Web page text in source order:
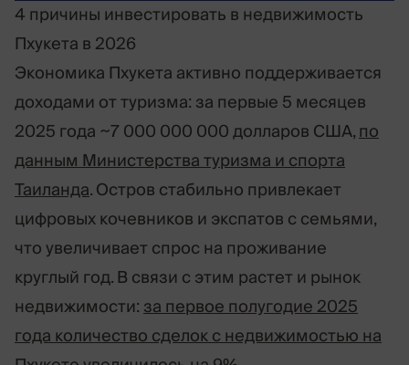
4 причины инвестировать в недвижимость
Пхукета в 2026
Экономика Пхукета активно поддерживается
доходами от туризма: за первые 5 месяцев
2025 года ~7 000 000 000 долларов США,по
данным Министерства туризма и спорта
Таиланда. Остров стабильно привлекает
цифровых кочевников и экспатов с семьями,
что увеличивает спрос на проживание
круглый год. В связи с этим растет и рынок
недвижимости:за первое полугодие 2025
года количество сделок с недвижимостью на